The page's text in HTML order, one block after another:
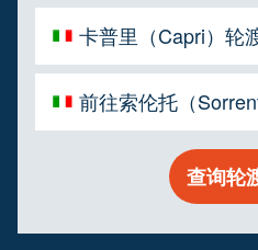
卡普里（Capri）轮
前往索伦托（
查询轮